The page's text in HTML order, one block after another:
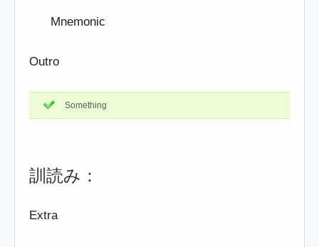
Mnemonic
Outro
Something
訓読み：
Extra